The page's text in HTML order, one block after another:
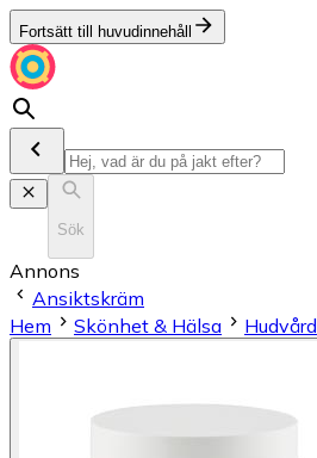
Fortsätt till huvudinnehåll
Sök
Annons
Ansiktskräm
Hem
Skönhet & Hälsa Hudvård